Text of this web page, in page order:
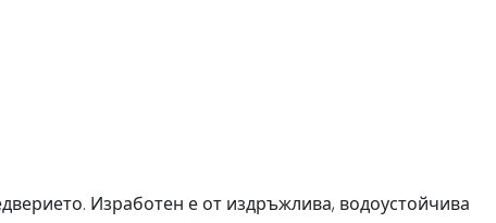
Изработен е от издръжлива, водоустойчива